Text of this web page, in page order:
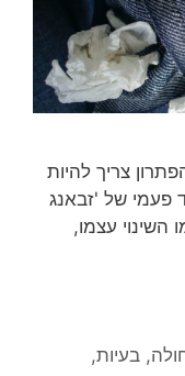
צריך להיות
פעמי של 'זבאנג
עצמו,
,בעיות,